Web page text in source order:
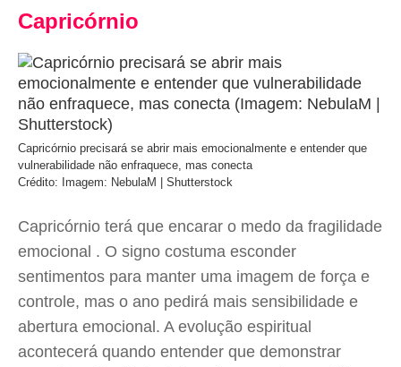
Capricórnio
Capricórnio precisará se abrir mais emocionalmente e entender que
vulnerabilidade não enfraquece, mas conecta
Crédito: Imagem: NebulaM | Shutterstock
Capricórnio terá que encarar o medo da fragilidade
emocional . O signo costuma esconder
sentimentos para manter uma imagem de força e
controle, mas o ano pedirá mais sensibilidade e
abertura emocional. A evolução espiritual
acontecerá quando entender que demonstrar